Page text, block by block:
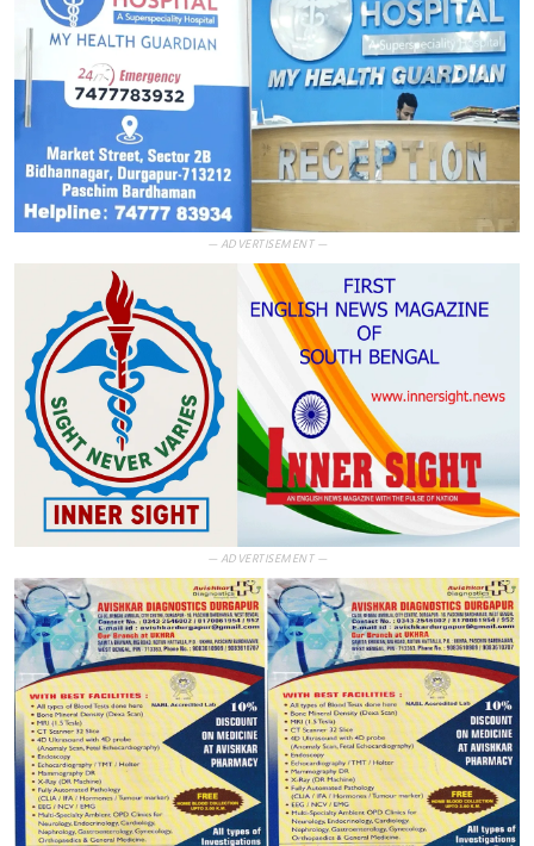
— ADVERTISEMENT —
— ADVERTISEMENT —